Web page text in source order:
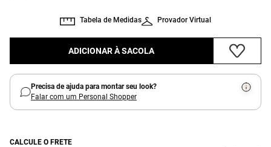
Provador Virtual
Tabela de Medidas
ADICIONAR À SACOLA
Precisa de ajuda para montar seu look?
Falar com um Personal Shopper
CALCULE O FRETE